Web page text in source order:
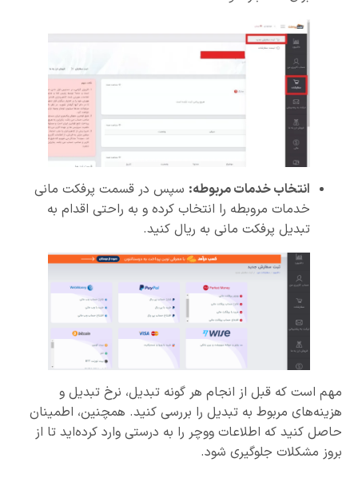
انتخاب خدمات مربوطه: سپس در قسمت پرفکت مانی
خدمات مروبطه را انتخاب کرده و به راحتی اقدام به
تبدیل پرفکت مانی به ریال کنید.
مهم است که قبل از انجام هر گونه تبدیل، نرخ تبدیل و
هزینه‌های مربوط به تبدیل را بررسی کنید. همچنین، اطمینان
حاصل کنید که اطلاعات ووچر را به درستی وارد کرده‌اید تا از
بروز مشکلات جلوگیری شود.